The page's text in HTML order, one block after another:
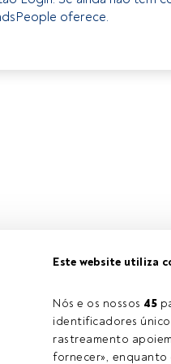
Este website utiliza
Nós e os nossos 45
identificadores
rastreamento
fornecer», enquanto
oferece.